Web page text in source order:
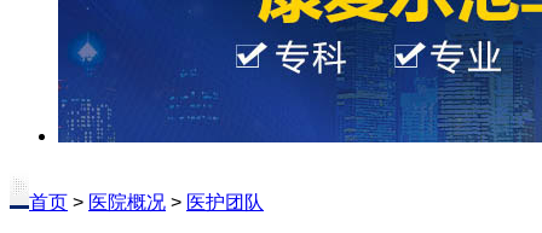
首页 > 医院概况 > 医护团队